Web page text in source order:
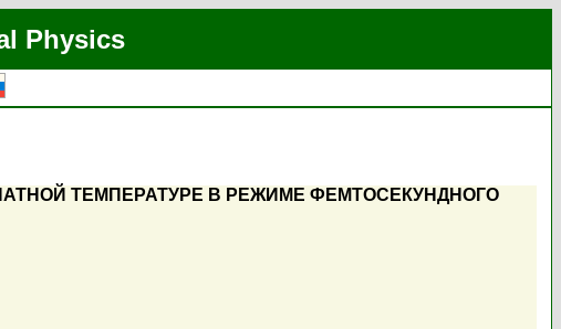
Physics
ТЕМПЕРАТУРЕ В РЕЖИМЕ ФЕМТОСЕКУНДНОГО